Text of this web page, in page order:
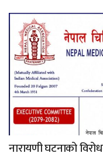
नारायणी घटनाको